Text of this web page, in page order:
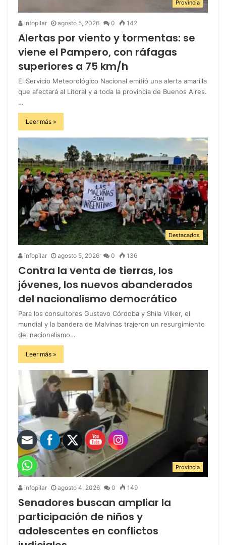
Provincia
infopilar agosto 5, 2026 0 142
Alertas por viento y tormentas: se
viene el Pampero, con ráfagas
superiores a 75 km/h
El Servicio Meteorológico Nacional emitió una alerta amarilla
que afectará al Litoral y a toda la provincia de Buenos Aires.
…
Leer más »
Destacados
infopilar agosto 5, 2026 0 136
Contra la venta de tierras, los
jóvenes, los nuevos abanderados
del nacionalismo democrático
Para los consultores Gustavo Córdoba y Shila Vilker, el
mundial y la bandera de Malvinas trajeron un resurgimiento
del nacionalismo…
Leer más »
Provincia
infopilar agosto 4, 2026 0 149
Senadores buscan ampliar la
participación de niños y
adolescentes en conflictos